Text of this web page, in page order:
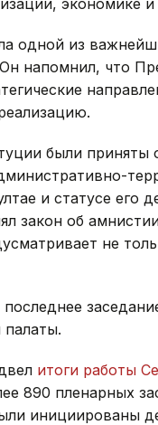
одной из
Он напомнил, что
были приняты
и статусе его
закон об
не
итоги работы
890 пленарных
инициированы